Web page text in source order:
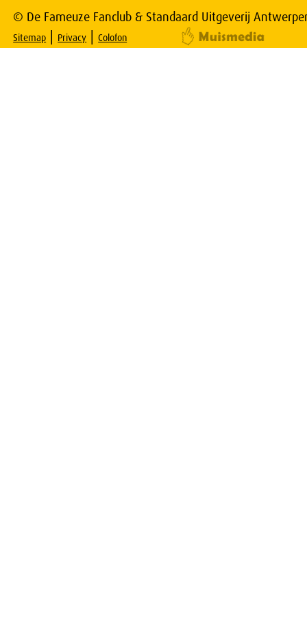
© De Fameuze Fanclub & Standaard Uitgeverij
Sitemap Privacy |Colofon